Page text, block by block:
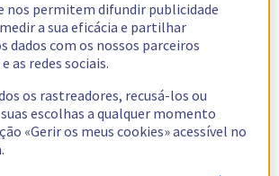
nos permitem difundir publicidade
a sua eficácia e partilhar
dados com os nossos parceiros
as redes sociais.
os rastreadores, recusá-los ou
escolhas a qualquer momento
«Gerir os meus cookies» acessível no